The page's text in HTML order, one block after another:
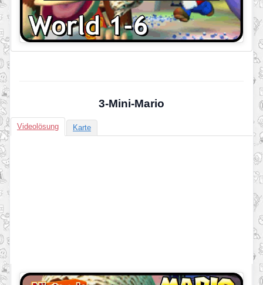
3-Mini-Mario
Videolösung Karte